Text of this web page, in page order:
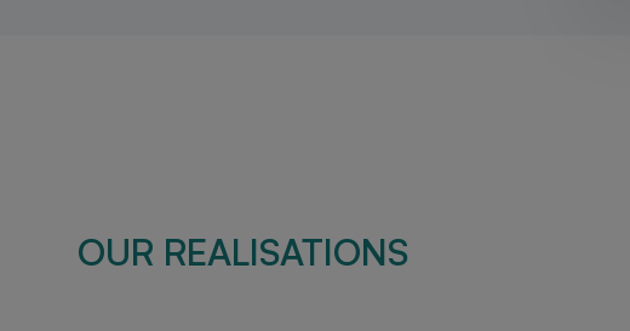
OUR REALISATIONS